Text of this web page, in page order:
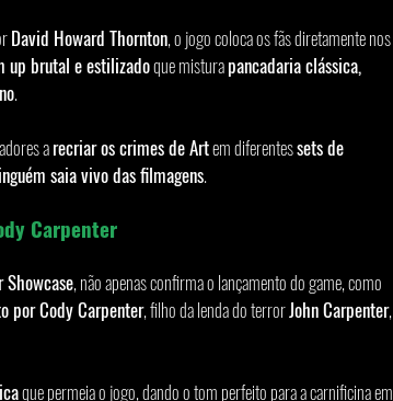
David Howard Thornton, o jogo coloca os fãs diretamente nos
up brutal e estilizado que mistura pancadaria clássica,
.
a recriar os crimes de Art em diferentes sets de
saia vivo das filmagens.
Carpenter
, não apenas confirma o lançamento do game, como
por Cody Carpenter, filho da lenda do terror John Carpenter,
que permeia o jogo, dando o tom perfeito para a carnificina em